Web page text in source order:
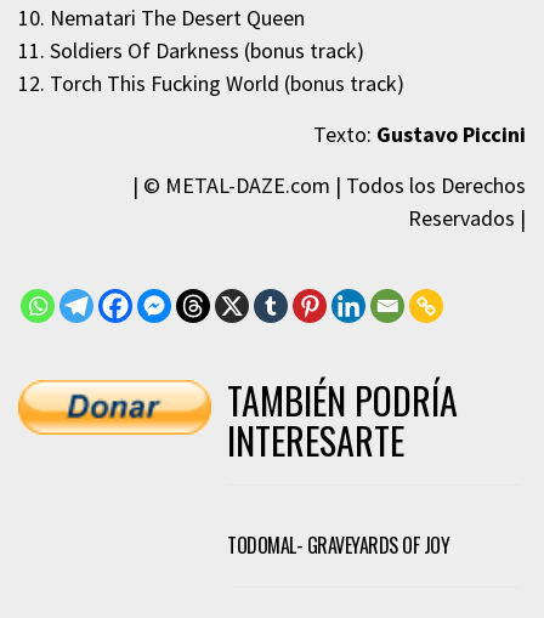
10. Nematari The Desert Queen
11. Soldiers Of Darkness (bonus track)
12. Torch This Fucking World (bonus track)
Texto: Gustavo Piccini
| © METAL-DAZE.com | Todos los Derechos
Reservados |
TAMBIÉN PODRÍA
INTERESARTE
TODOMAL- GRAVEYARDS OF JOY